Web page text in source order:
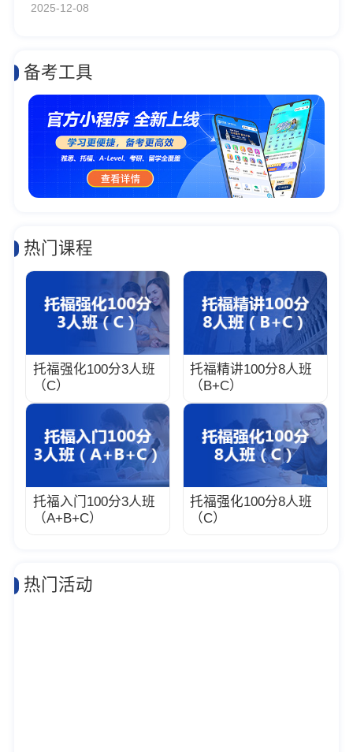
2025-12-08
备考工具
热门课程
托福强化100分3人班
（C）
托福精讲100分8人班
（B+C）
托福入门100分3人班
（A+B+C）
托福强化100分8人班
（C）
热门活动